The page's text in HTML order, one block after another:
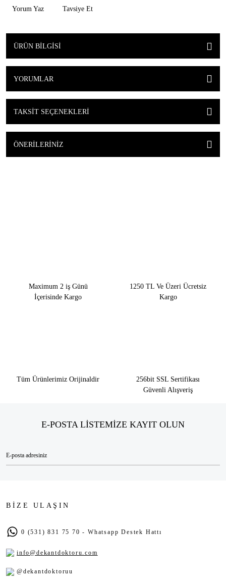
Yorum Yaz Tavsiye Et
ÜRÜN BILGISI
YORUMLAR
TAKSIT SEÇENEKLERI
ÖNERILERINIZ
Maximum 2 iş Günü
İçerisinde Kargo
1250 TL Ve Üzeri Ücretsiz
Kargo
Tüm Ürünlerimiz Orijinaldir
256bit SSL Sertifikası
Güvenli Alışveriş
E-POSTA LİSTEMİZE KAYIT OLUN
BİZE ULAŞIN
0 (531) 831 75 70 - Whatsapp Destek Hattı
info@dekantdoktoru.com
@dekantdoktoruu